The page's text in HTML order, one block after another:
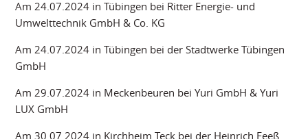
Am 24.07.2024 in Tübingen bei Ritter Energie- und
Umwelttechnik GmbH & Co. KG
Am 24.07.2024 in Tübingen bei der Stadtwerke Tübingen
GmbH
Am 29.07.2024 in Meckenbeuren bei Yuri GmbH & Yuri
LUX GmbH
Am 30.07.2024 in Kirchheim Teck bei der Heinrich Feeß